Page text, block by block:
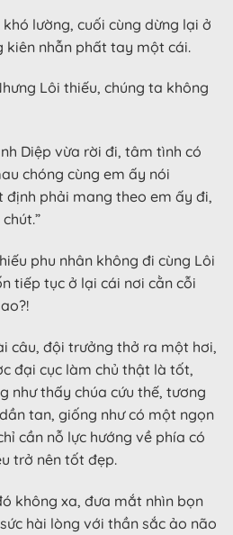
lường, cuối cùng dừng lại ở
kiên nhẫn phất tay một cái.
Lôi thiếu, chúng ta không
Diệp vừa rời đi, tâm tình có
chóng cùng em ấy nói
định phải mang theo em ấy đi,
phu nhân không đi cùng Lôi
tiếp tục ở lại cái nơi cằn cỗi
câu, đội trưởng thở ra một hơi,
đại cục làm chủ thật là tốt,
như thấy chúa cứu thế, tương
tan, giống như có một ngọn
cần nỗ lực hướng về phía có
trở nên tốt đẹp.
không xa, đưa mắt nhìn bọn
hài lòng với thần sắc ảo não